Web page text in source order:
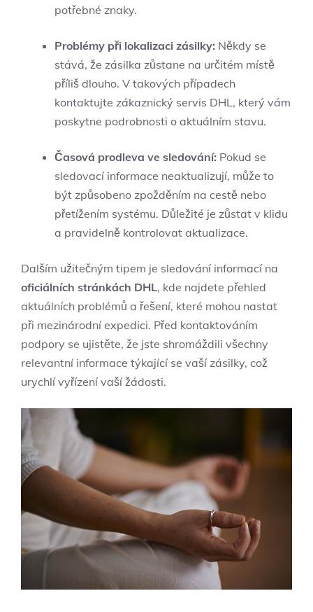
potřebné znaky.
Problémy při lokalizaci zásilky: Někdy se
stává, že zásilka zůstane na určitém místě
příliš dlouho. V takových případech
kontaktujte zákaznický servis DHL, který vám
poskytne podrobnosti o aktuálním stavu.
Časová prodleva ve sledování: Pokud se
sledovací informace neaktualizují, může to
být způsobeno zpožděním na cestě nebo
přetížením systému. Důležité je zůstat v klidu
a pravidelně kontrolovat aktualizace.
Dalším užitečným tipem je sledování informací na
oficiálních stránkách DHL, kde najdete přehled
aktuálních problémů a řešení, které mohou nastat
při mezinárodní expedici. Před kontaktováním
podpory se ujistěte, že jste shromáždili všechny
relevantní informace týkající se vaší zásilky, což
urychlí vyřízení vaší žádosti.